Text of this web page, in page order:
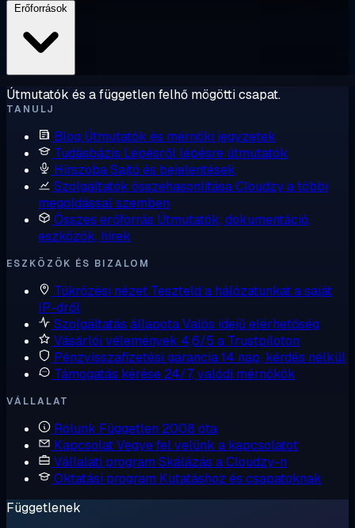
Útmutatók és a független felhő mögötti csapat.
TANULJ
Blog Útmutatók és mérnöki jegyzetek
Tudásbázis Lépésről lépésre útmutatók
HírszobaSajtó és bejelentések
Szolgáltatók összehasonlításaCloudzy a többi
megoldással szemben
Összes erőforrás Útmutatók, dokumentáció,
eszközök, hírek
ESZKÖZÖK ÉS BIZALOM
Tükrözési nézet Teszteld a hálózatunkat a saját
IP-dről
Szolgáltatás állapotaValós idejű elérhetőség
Vásárlói vélemények 4,6/5 a Trustpiloton
Pénzvisszafizetési garancia14 nap, kérdés nélkül
Támogatás kérése 24/7, valódi mérnökök
VÁLLALAT
Rólunk Független 2008 óta
KapcsolatVegye fel velünk a kapcsolatot
Vállalati program Skálázás a Cloudzy-n
Oktatási program Kutatáshoz és csapatoknak
Függetlenek